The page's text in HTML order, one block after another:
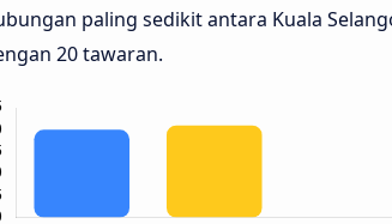
paling sedikit antara Kuala
20 tawaran.